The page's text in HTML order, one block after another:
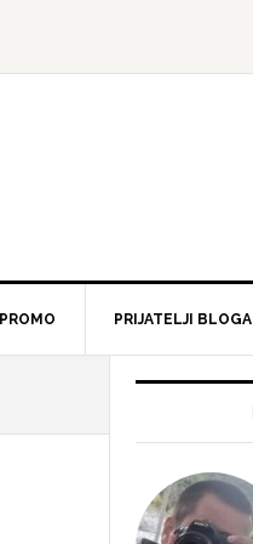
PROMO PRIJATELJI BLOGA
Primary